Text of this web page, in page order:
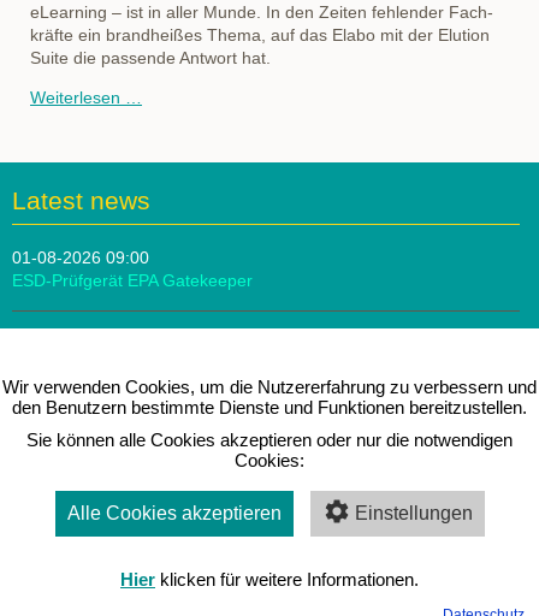
Wir verwenden Cookies, um die Nutzererfahrung zu verbessern und
den Benutzern bestimmte Dienste und Funktionen bereitzustellen.
Sie können alle Cookies akzeptieren oder nur die notwendigen
Cookies:
Alle Cookies akzeptieren Einstellungen
Hier klicken für weitere Informationen.
eLearning – ist in aller Munde. In den Zeiten fehlender Fach-
kräfte ein brandheißes Thema, auf das Elabo mit der Elution
Suite die passende Antwort hat.
Weiterlesen …
Latest news
01-08-2026 09:00
ESD-Prüfgerät EPA Gatekeeper
Treston SAPEL Tischwagen
Messen & Seminare
Aktuell sind keine Termine vorhanden.